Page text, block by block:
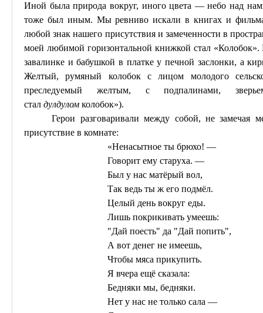
Иной была природа вокруг, иного цвета — небо над
тоже был иным. Мы ревниво искали в книгах и
любой знак нашего присутствия и замеченности в
моей любимой горизонтальной книжкой стал
завалинке и бабушкой в платке у печной заслонки, а
Желтый, румяный колобок с лицом молодого
преследуемый желтым, с подпалинами,
стал дулдулом колобок»).
Герои разговаривали между собой, не
присутствие в комнате:
«Ненасытное ты брюхо! —
Говорит ему старуха. —
Был у нас матёрый вол,
Так ведь ты ж его подмёл.
Целый день вокруг еды.
Лишь покрикивать умеешь:
"Дай поесть" да "Дай попить",
А вот денег не имеешь,
Чтобы мяса прикупить.
Я вчера ещё сказала:
Бедняки мы, бедняки.
Нет у нас не только сала —